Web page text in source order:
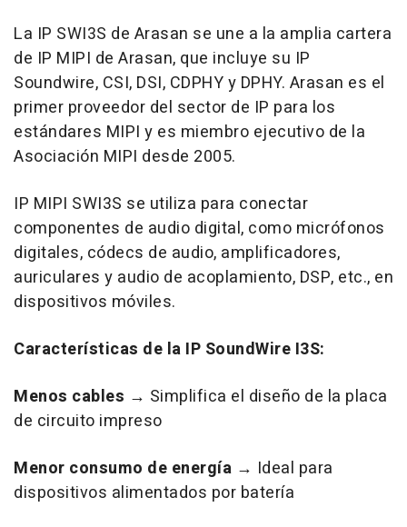
La IP SWI3S de Arasan se une a la amplia cartera
de IP MIPI de Arasan, que incluye su IP
Soundwire, CSI, DSI, CDPHY y DPHY. Arasan es el
primer proveedor del sector de IP para los
estándares MIPI y es miembro ejecutivo de la
Asociación MIPI desde 2005.
IP MIPI SWI3S se utiliza para conectar
componentes de audio digital, como micrófonos
digitales, códecs de audio, amplificadores,
auriculares y audio de acoplamiento, DSP, etc., en
dispositivos móviles.
Características de la IP SoundWire I3S:
Menos cables → Simplifica el diseño de la placa
de circuito impreso
Menor consumo de energía → Ideal para
dispositivos alimentados por batería